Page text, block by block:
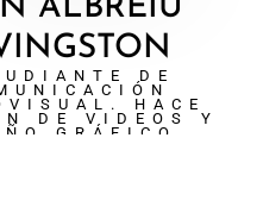
ALBREIU
DE
HACE
DE VIDEOS Y
GRÁFICO.